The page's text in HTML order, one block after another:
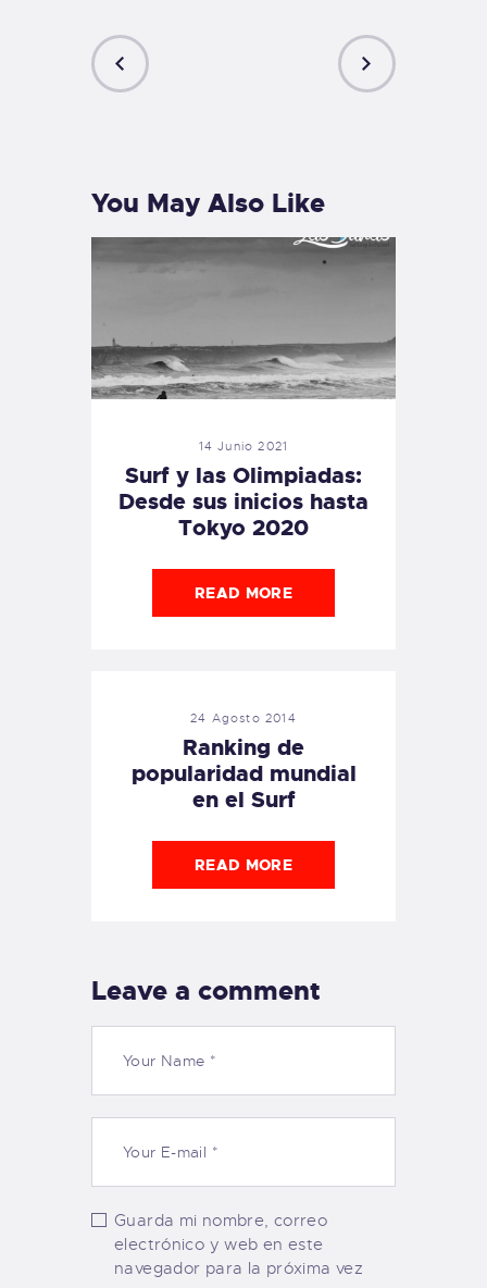
You May Also Like
14 Junio 2021
Surf y las Olimpiadas:
Desde sus inicios hasta
Tokyo 2020
READ MORE
24 Agosto 2014
Ranking de
popularidad mundial
en el Surf
READ MORE
Leave a comment
Guarda mi nombre, correo
electrónico y web en este
navegador para la próxima vez